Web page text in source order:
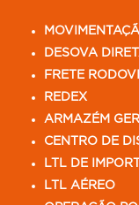
DESOVA
FRETE
REDEX
ARMAZÉM
CENTRO DE
LTL DE
LTL AÉREO